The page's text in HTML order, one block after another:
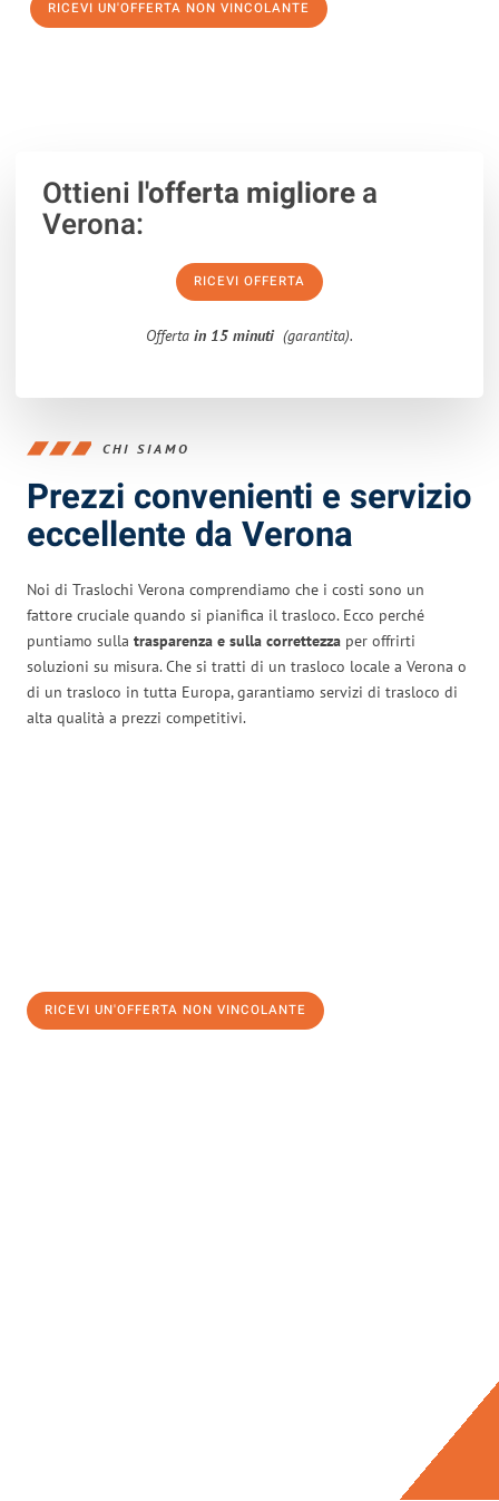
RICEVI UN'OFFERTA NON VINCOLANTE
Ottieni l'offerta migliorea
Verona:
RICEVI OFFERTA
Offerta in 15 minuti (garantita).
CHI SIAMO
Prezzi convenienti e servizio
eccellente da Verona
Noi di Traslochi Verona comprendiamo che i costi sono un
fattore cruciale quando si pianifica il trasloco. Ecco perché
puntiamo sulla trasparenza e sulla correttezza per offrirti
soluzioni su misura. Che si tratti di un trasloco locale a Verona o
di un trasloco in tutta Europa, garantiamo servizi di trasloco di
alta qualità a prezzi competitivi.
RICEVI UN'OFFERTA NON VINCOLANTE